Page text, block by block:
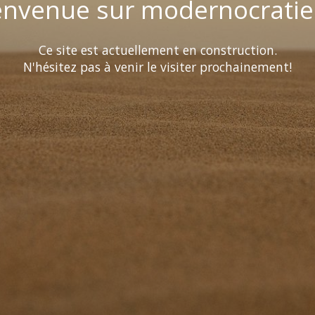
sur
Ce site est actuellement en construction.
N'hésitez pas à venir le visiter prochainement!